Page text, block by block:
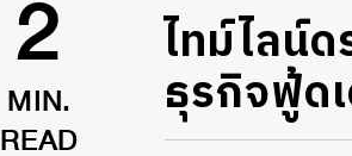
2
MIN.
READ
ไทม์ไลน์
ธุรกิจฟู้ด